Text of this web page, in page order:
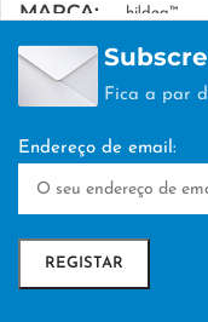
MARCA hi!dea™
MEDIDA
140 x 210 mm
EMBALAGEM
TÉCNICA DE
Fica a par
Endereço de email: